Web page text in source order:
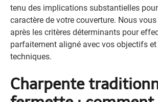
tenu des implications substantielles
caractère de votre couverture. Nous
après les critères déterminants pour
parfaitement aligné avec vos objectifs
techniques.
Charpente